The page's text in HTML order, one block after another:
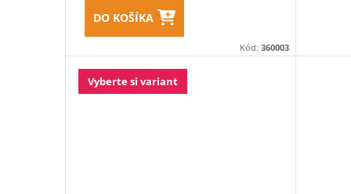
v
t
o
DO KOŠÍKA
Kód:360003
Vyberte si variant